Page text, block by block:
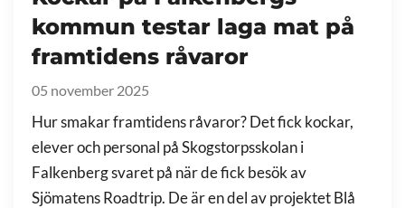
kommun testar laga mat på
framtidens råvaror
05 november 2025
Hur smakar framtidens råvaror? Det fick kockar,
elever och personal på Skogstorpsskolan i
Falkenberg svaret på när de fick besök av
Sjömatens Roadtrip. De är en del av projektet Blå